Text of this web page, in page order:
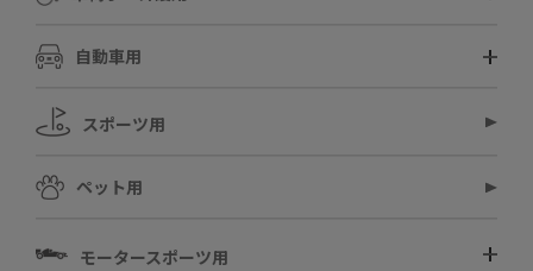
自動車用
スポーツ用
ペット用
モータースポーツ用